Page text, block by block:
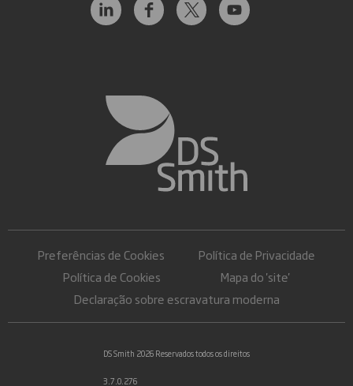
Preferências de Cookies
Política de Privacidade
Política de Cookies
Mapa do 'site'
Declaração sobre escravatura moderna
DS Smith 2026 Reservados todos os direitos
3.7.0.276